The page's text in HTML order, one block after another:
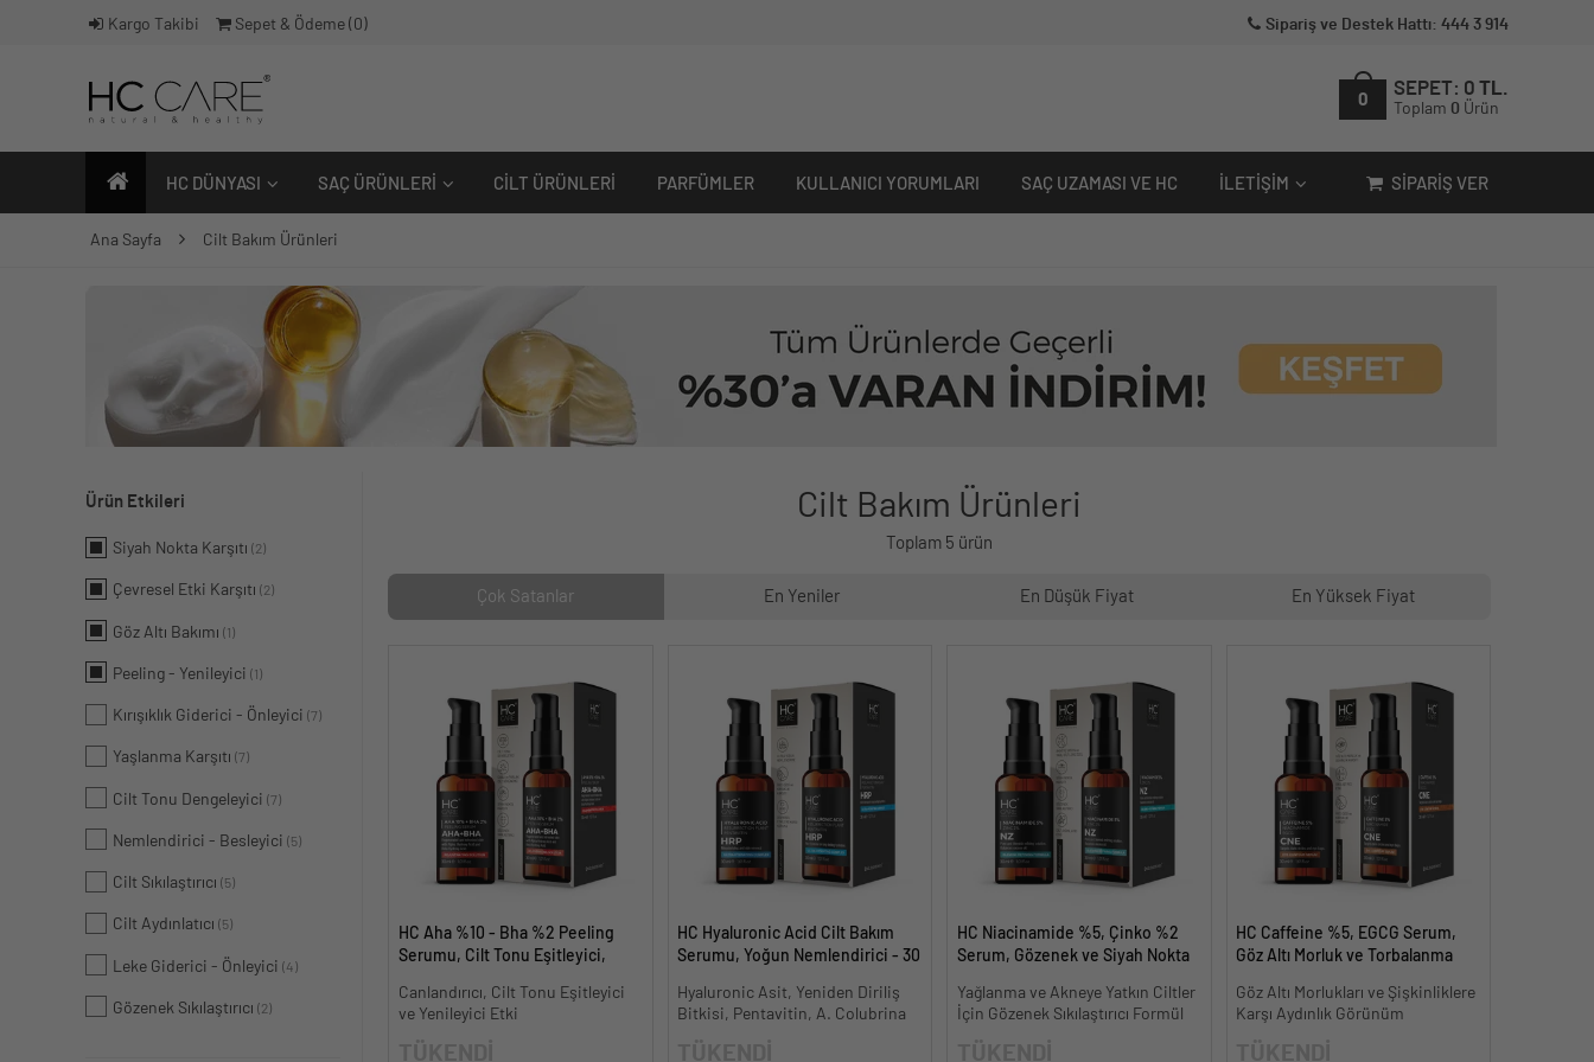
Kargo Takibi Sepet & Ödeme ( 0 ) Sipariş ve Destek Hattı: 444 3 914
0
SEPET: 0 TL.
Toplam 0 Ürün
HC DÜNYASI SAÇ ÜRÜNLERI CILT ÜRÜNLERI PARFÜMLER KULLANICI YORUMLARI SAÇ UZAMASI VE HC İLETIŞIM SIPARIŞ VER
Ana Sayfa Cilt Bakım Ürünleri
Ürün Etkileri
Siyah Nokta Karşıtı (2)
Çevresel Etki Karşıtı (2)
Göz Altı Bakımı (1)
Peeling - Yenileyici (1)
Kırışıklık Giderici - Önleyici (7)
Yaşlanma Karşıtı (7)
Cilt Tonu Dengeleyici (7)
Nemlendirici - Besleyici (5)
Cilt Sıkılaştırıcı (5)
Cilt Aydınlatıcı (5)
Leke Giderici - Önleyici (4)
Gözenek Sıkılaştırıcı (2)
Cilt Bakım Ürünleri
Toplam 5 ürün
Çok Satanlar En Yeniler En Düşük Fiyat En Yüksek Fiyat
HC Aha %10 - Bha %2 Peeling
Serumu, Cilt Tonu Eşitleyici,
Canlandırıcı, Cilt Tonu Eşitleyici
ve Yenileyici Etki
HC Hyaluronic Acid Cilt Bakım
Serumu, Yoğun Nemlendirici - 30
Hyaluronic Asit, Yeniden Diriliş
Bitkisi, Pentavitin, A. Colubrina
HC Niacinamide %5, Çinko %2
Serum, Gözenek ve Siyah Nokta
- 30 ml.
Yağlanma ve Akneye Yatkın Ciltler
İçin Gözenek Sıkılaştırıcı Formül
HC Caffeine %5, EGCG Serum,
Göz Altı Morluk ve Torbalanma
Göz Altı Morlukları ve Şişkinliklere
Karşı Aydınlık Görünüm